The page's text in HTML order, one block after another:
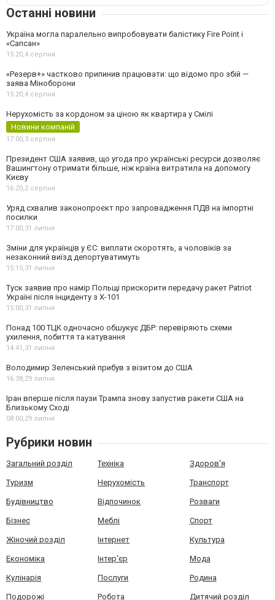
Останні новини
Україна могла паралельно випробовувати балістику Fire Point і
«Сапсан»
15:20,4 серпня
«Резерв+» частково припинив працювати: що відомо про збій —
заява Міноборони
15:20,4 серпня
Нерухомість за кордоном за ціною як квартира у Смілі
Новини компаній
17:00,3 серпня
Президент США заявив, що угода про українські ресурси дозволяє
Вашингтону отримати більше, ніж країна витратила на допомогу
Києву
16:20,2 серпня
Уряд схвалив законопроєкт про запровадження ПДВ на імпортні
посилки
17:00,31 липня
Зміни для українців у ЄС: виплати скоротять, а чоловіків за
незаконний виїзд депортуватимуть
15:15,31 липня
Туск заявив про намір Польщі прискорити передачу ракет Patriot
Україні після інциденту з Х-101
15:00,31 липня
Понад 100 ТЦК одночасно обшукує ДБР: перевіряють схеми
ухилення, побиття та катування
14:41,31 липня
Володимир Зеленський прибув з візитом до США
16:38,29 липня
Іран вперше після паузи Трампа знову запустив ракети США на
Близькому Сході
08:00,29 липня
Рубрики новин
Загальний розділ Техніка Здоров'я
Туризм Нерухомість Транспорт
Будівництво Відпочинок Розваги
Бізнес Меблі Спорт
Жіночий розділ Інтернет Культура
Економіка Інтер'єр Мода
Кулінарія Послуги Родина
Подорожі Робота Дитячий розділ